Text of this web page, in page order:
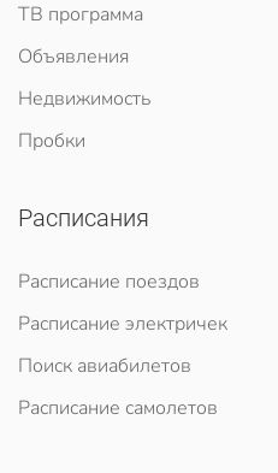
ТВ программа
Объявления
Недвижимость
Пробки
Расписания
Расписание поездов
Расписание электричек
Поиск авиабилетов
Расписание самолетов